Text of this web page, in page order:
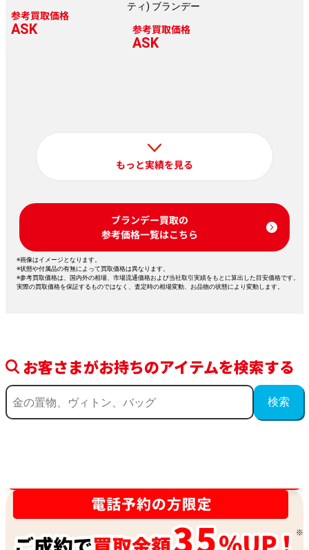
参考買取価格
ASK
ティ) ブランデー
参考買取価格
ASK
もっと実績を見る
ブランデー買取の
参考価格一覧はこちら
※画像はイメージとなります。
※状態や付属品の有無によって買取価格は異なります。
※参考買取価格は、国内外の相場、市場流通価格および当社取引実績をもとに算出した目安価格です。
実際の買取価格を保証するものではなく、査定時の相場変動、お品物の状態により変動します。
お客さまがお持ちのアイテムを検索する